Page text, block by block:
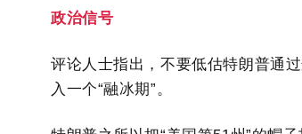
政治信号
评论人士指出，不要低估特朗普通
入一个“融冰期”。